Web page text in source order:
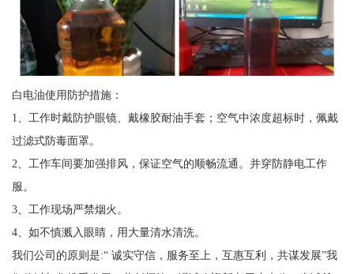
白电油使用防护措施：
1、工作时戴防护眼镜、戴橡胶耐油手套；空气中浓度超标时，佩戴
过滤式防毒面罩。
2、工作车间要加强排风，保证空气的顺畅流通。并穿防静电工作
服。
3、工作现场严禁烟火。
4、如不慎溅入眼睛，用大量清水清洗。
我们公司的原则是:“ 诚实守信，服务至上，互惠互利，共谋发展”我